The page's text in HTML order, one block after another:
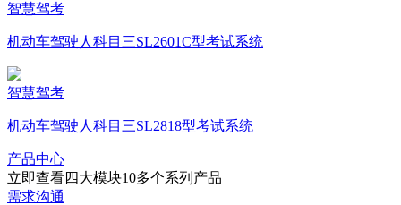
智慧驾考
机动车驾驶人科目三SL2601C型考试系统
智慧驾考
机动车驾驶人科目三SL2818型考试系统
产品中心
立即查看四大模块10多个系列产品
需求沟通